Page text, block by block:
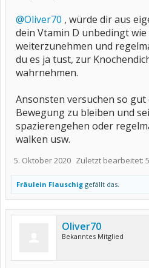
@Oliver70 , würde dir aus
dein Vtamin D unbedingt
weiterzunehmen und
du es ja tust, zur
wahrnehmen.
Ansonsten versuchen so
Bewegung zu bleiben und
spazierengehen oder
walken usw.
5. Oktober 2020 Zuletzt bearbeitet:
Fräulein Flauschig gefällt das.
Oliver70
Bekanntes Mitglied